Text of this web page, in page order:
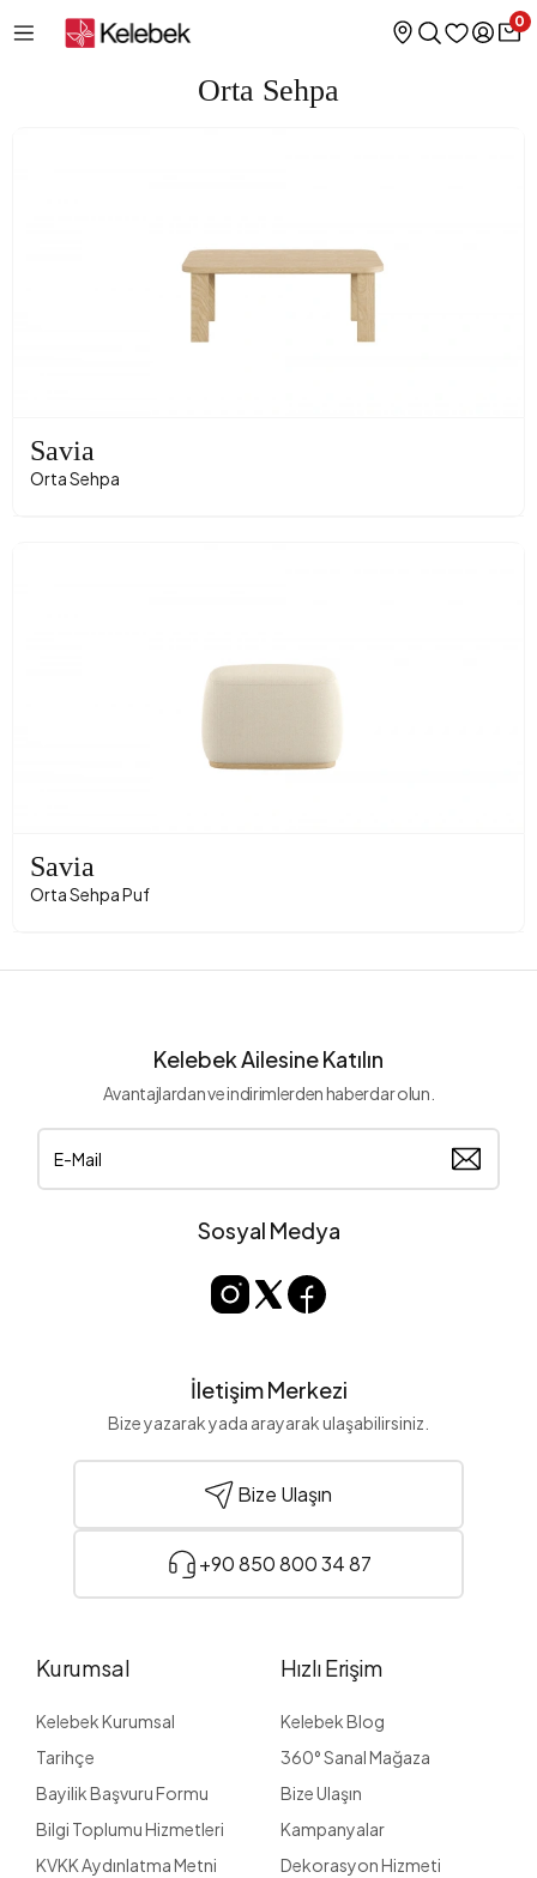
0
Orta Sehpa
Savia
Orta Sehpa
Savia
Orta Sehpa Puf
Kelebek Ailesine Katılın
Avantajlardan ve indirimlerden haberdar olun.
Sosyal Medya
İletişim Merkezi
Bize yazarak yada arayarak ulaşabilirsiniz.
Bize Ulaşın
+90 850 800 34 87
Kurumsal
Kelebek Kurumsal
Tarihçe
Bayilik Başvuru Formu
Bilgi Toplumu Hizmetleri
KVKK Aydınlatma Metni
Hızlı Erişim
Kelebek Blog
360° Sanal Mağaza
Bize Ulaşın
Kampanyalar
Dekorasyon Hizmeti